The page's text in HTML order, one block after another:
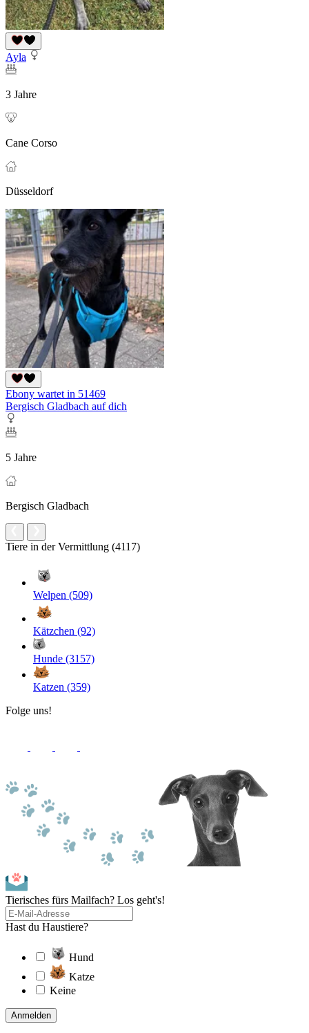
Ayla
3 Jahre
Cane Corso
Düsseldorf
Ebony wartet in 51469
Bergisch Gladbach auf dich
5 Jahre
Bergisch Gladbach
Tiere in der Vermittlung (4117)
Welpen (509)
Kätzchen (92)
Hunde (3157)
Katzen (359)
Folge uns!
Tierisches fürs Mailfach? Los geht's!
Hast du Haustiere?
Hund
Katze
Keine
Anmelden